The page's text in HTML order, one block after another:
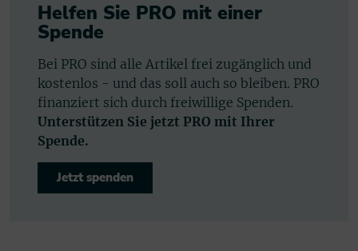
Helfen Sie PRO mit einer
Spende
Bei PRO sind alle Artikel frei zugänglich und
kostenlos - und das soll auch so bleiben. PRO
finanziert sich durch freiwillige Spenden.
Unterstützen Sie jetzt PRO mit Ihrer
Spende.
Jetzt spenden